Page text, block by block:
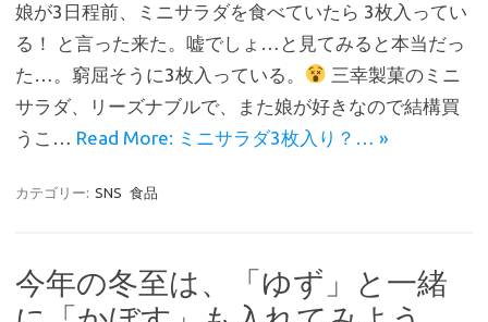
e
b
o
o
it
te
r
e
n
a
娘が3日程前、ミニサラダを食べていたら 3枚入ってい
る！ と言った来た。嘘でしょ…と見てみると本当だっ
た…。窮屈そうに3枚入っている。
三幸製菓のミニ
サラダ、リーズナブルで、また娘が好きなので結構買
うこ… Read More: ミニサラダ3枚入り？… »
カテゴリー: SNS 食品
今年の冬至は、「ゆず」と一緒